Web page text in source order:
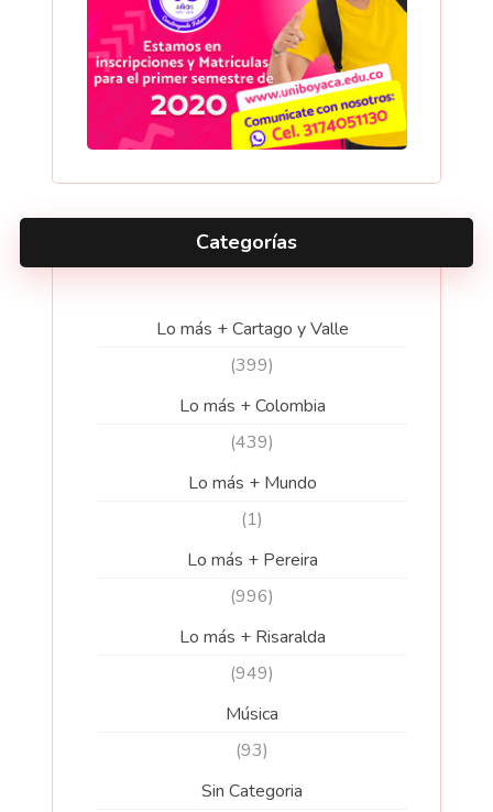
Categorías
Lo más + Cartago y Valle
(399)
Lo más + Colombia
(439)
Lo más + Mundo
(1)
Lo más + Pereira
(996)
Lo más + Risaralda
(949)
Música
(93)
Sin Categoria